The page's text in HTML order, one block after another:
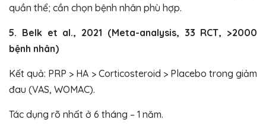
quần thể; cần chọn bệnh nhân phù hợp.
5. Belk et al., 2021 (Meta-analysis, 33 RCT, >2000
bệnh nhân)
Kết quả: PRP > HA > Corticosteroid > Placebo trong giảm
đau (VAS, WOMAC).
Tác dụng rõ nhất ở 6 tháng – 1 năm.